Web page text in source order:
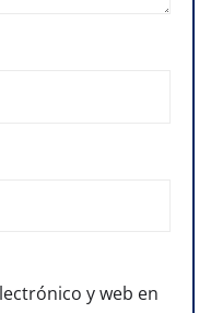
y web en